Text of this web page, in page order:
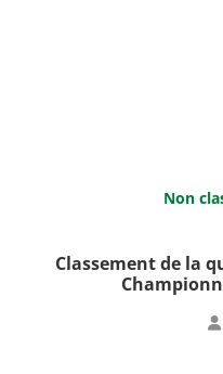
Non
Classement de la